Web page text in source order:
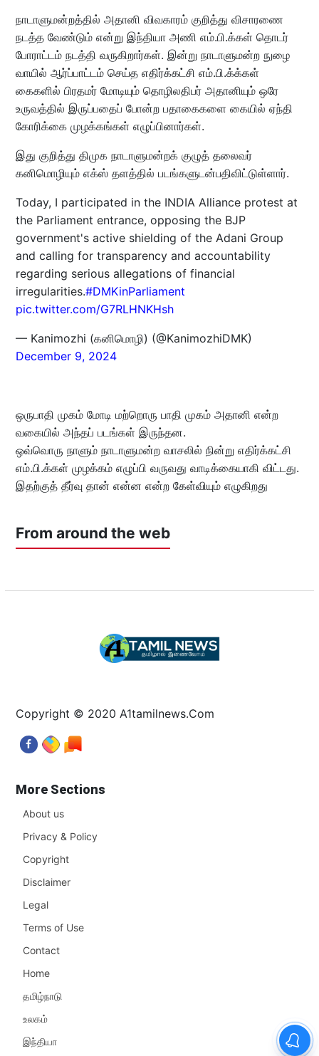
நாடாளுமன்றத்தில் அதானி விவகாரம் குறித்து விசாரணை
நடத்த வேண்டும் என்று இந்தியா அணி எம்.பி.க்கள் தொடர்
போராட்டம் நடத்தி வருகிறார்கள். இன்று நாடாளுமன்ற நுழை
வாயில் ஆர்ப்பாட்டம் செய்த எதிர்க்கட்சி எம்.பி.க்க்கள்
கைகளில் பிரதமர் மோடியும் தொழிலதிபர் அதானியும் ஒரே
உருவத்தில் இருப்பதைப் போன்ற பதாகைகளை கையில் ஏந்தி
கோரிக்கை முழக்கங்கள் எழுப்பினார்கள்.
இது குறித்து திமுக நாடாளுமன்றக் குழுத் தலைவர்
கனிமொழியும் எக்ஸ் தளத்தில் படங்களுடன்பதிவிட்டுள்ளார்.
Today, I participated in the INDIA Alliance protest at
the Parliament entrance, opposing the BJP
government's active shielding of the Adani Group
and calling for transparency and accountability
regarding serious allegations of financial
irregularities.#DMKinParliament
pic.twitter.com/G7RLHNKHsh
— Kanimozhi (கனிமொழி) (@KanimozhiDMK)
December 9, 2024
ஒருபாதி முகம் மோடி மற்றொரு பாதி முகம் அதானி என்ற
வகையில் அந்தப் படங்கள் இருந்தன.
ஒவ்வொரு நாளும் நாடாளுமன்ற வாசலில் நின்று எதிர்க்கட்சி
எம்.பி.க்கள் முழக்கம் எழுப்பி வருவது வாடிக்கையாகி விட்டது.
இதற்குத் தீர்வு தான் என்ன என்ற கேள்வியும் எழுகிறது
From around the web
Copyright © 2020 A1tamilnews.Com
More Sections
About us
Privacy & Policy
Copyright
Disclaimer
Legal
Terms of Use
Contact
Home
தமிழ்நாடு
உலகம்
இந்தியா